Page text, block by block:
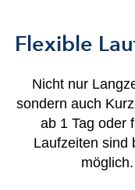
Flexible
Nicht nur
sondern auch
ab 1 Tag oder
Laufzeiten sind
möglich.